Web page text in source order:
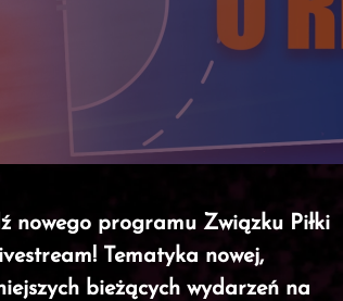
nowego programu Związku Piłki
Tematyka nowej,
bieżących wydarzeń na